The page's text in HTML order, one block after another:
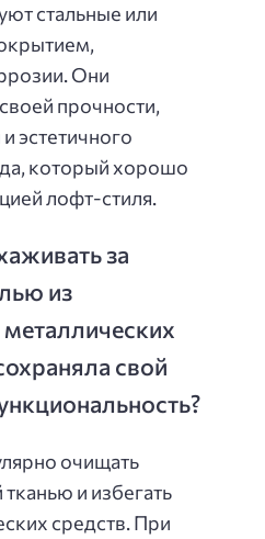
стальные или
Они
прочности,
эстетичного
который хорошо
лофт-стиля.
за
из
свой
очищать
и избегать
средств. При